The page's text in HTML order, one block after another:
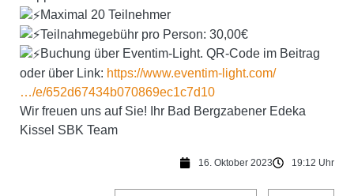
Maximal 20 Teilnehmer
Teilnahmegebühr pro Person: 30,00€
Buchung über Eventim-Light. QR-Code im Beitrag
oder über Link: https://www.eventim-light.com/
…/e/652d67434b070869ec1c7d10
Wir freuen uns auf Sie! Ihr Bad Bergzabener Edeka
Kissel SBK Team
16. Oktober 2023 19:12 Uhr